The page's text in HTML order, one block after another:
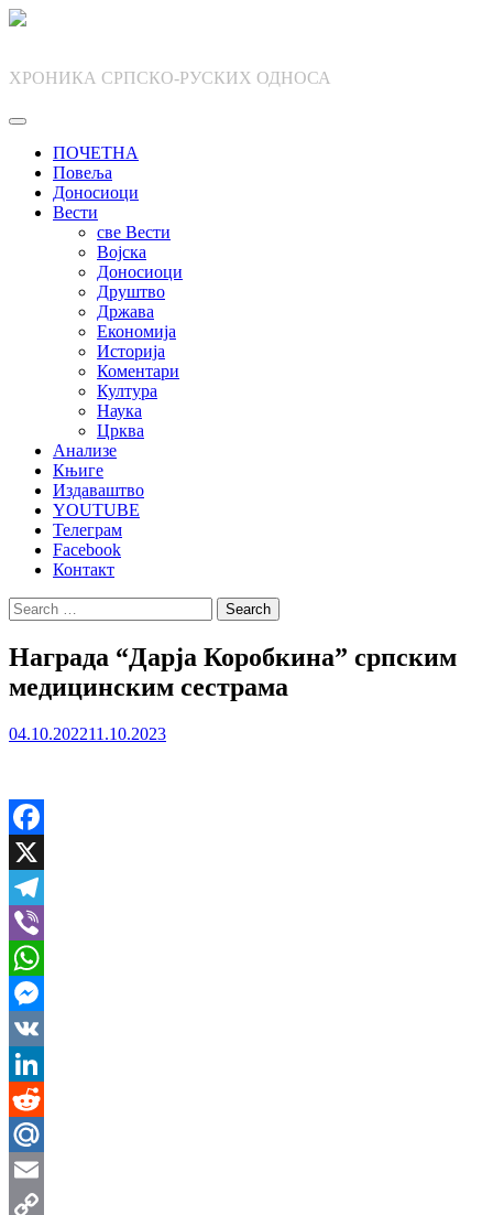
Skip
ХРОНИКА СРПСКО-РУСКИХ ОДНОСА
ПОЧЕТНА
Повеља
Доносиоци
Вести
све Вести
Војска
Доносиоци
Друштво
Држава
Економија
Историја
Коментари
Култура
Наука
Црква
Анализе
Књиге
Издаваштво
YOUTUBE
Телеграм
Facebook
Контакт
Search
for:
Награда “Дарја Коробкина” српским
медицинским сестрама
04.10.202211.10.2023
Facebook
X
Telegram
Viber
WhatsApp
Messenger
VK
LinkedIn
Reddit
Mail.Ru
Email